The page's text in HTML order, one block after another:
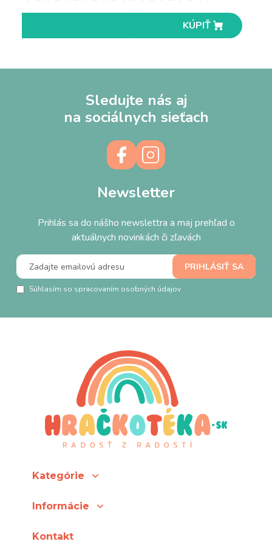
KÚPIŤKÚPIŤ
Sledujte nás aj
na sociálnych sieťach
Newsletter
Prihlás sa do nášho newslettra a maj prehľad o
aktuálnych novinkách či zľavách
Súhlasím so spracovaním osobných údajov
Kategórie
Informácie
Kontakt